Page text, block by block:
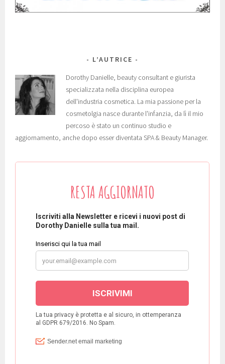
L’AUTRICE
Dorothy Danielle, beauty consultant e giurista
specializzata nella disciplina europea
dell'industria cosmetica. La mia passione per la
cosmetolgia nasce durante l'infanzia, da lì il mio
percoso è stato un continuo studio e
aggiornamento, anche dopo esser diventata SPA & Beauty Manager.